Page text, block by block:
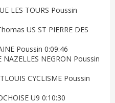
LES TOURS Poussin
US ST PIERRE DES
Poussin 0:09:46
NEGRON Poussin
CYCLISME Poussin
U9 0:10:30